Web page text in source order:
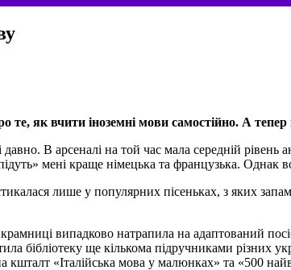
те, як вчити іноземні мови самостійно. А
В арсеналі на той час мала середній
мені краще німецька та французька. Однак
лише у популярних пісеньках, з яких
випадково натрапила на адаптований
бібліотеку ще кількома підручниками
«Італійська мова у малюнках» та «500